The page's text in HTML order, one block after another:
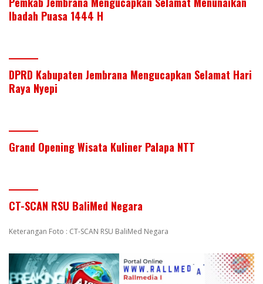
Ibadah Puasa 1444 H
DPRD Kabupaten Jembrana Mengucapkan Selamat Hari
Raya Nyepi
Grand Opening Wisata Kuliner Palapa NTT
CT-SCAN RSU BaliMed Negara
Keterangan Foto : CT-SCAN RSU BaliMed Negara